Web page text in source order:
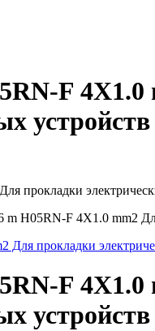
F
устройств
прокладки
m H05RN-F 4X1.0 mm2
F
устройств